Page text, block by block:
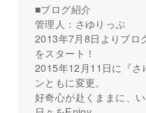
■ブログ紹介
管理人：さゆりっぷ
2013年7月8日よりブロ
をスタート！
2015年12月11日に『さ
ンともに変更。
好奇心が赴くままに、